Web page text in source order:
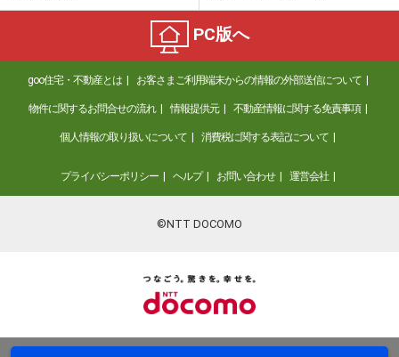
PC版へ
goo住宅・不動産とは お客さまご利用端末からの情報の外部送信について
物件に関するお問合せの流れ 情報提供元 不動産情報に関する免責事項
個人情報の取り扱いについて 消費税に関する表記について
プライバシーポリシー ヘルプ お問い合わせ 運営会社
©NTT DOCOMO